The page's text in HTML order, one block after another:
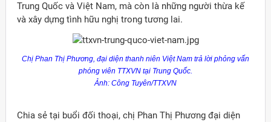
Trung Quốc và Việt Nam, mà còn là những người thừa kế
và xây dựng tình hữu nghị trong tương lai.
Chị Phan Thị Phương, đại diện thanh niên Việt Nam trả lời phỏng vấn
phóng viên TTXVN tại Trung Quốc.
Ảnh: Công Tuyên/TTXVN
Chia sẻ tại buổi đối thoại, chị Phan Thị Phương đại diện